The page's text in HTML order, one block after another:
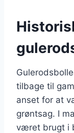
tilbage til
anset for at
grøntsag. I
været brugt i